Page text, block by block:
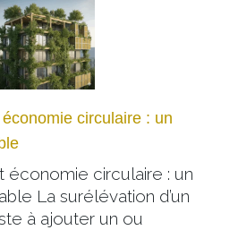
circulaire : un
économie circulaire : un
La surélévation d’un
à ajouter un ou